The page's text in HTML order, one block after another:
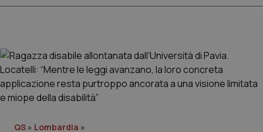
Cronache
QS » Lombardia »